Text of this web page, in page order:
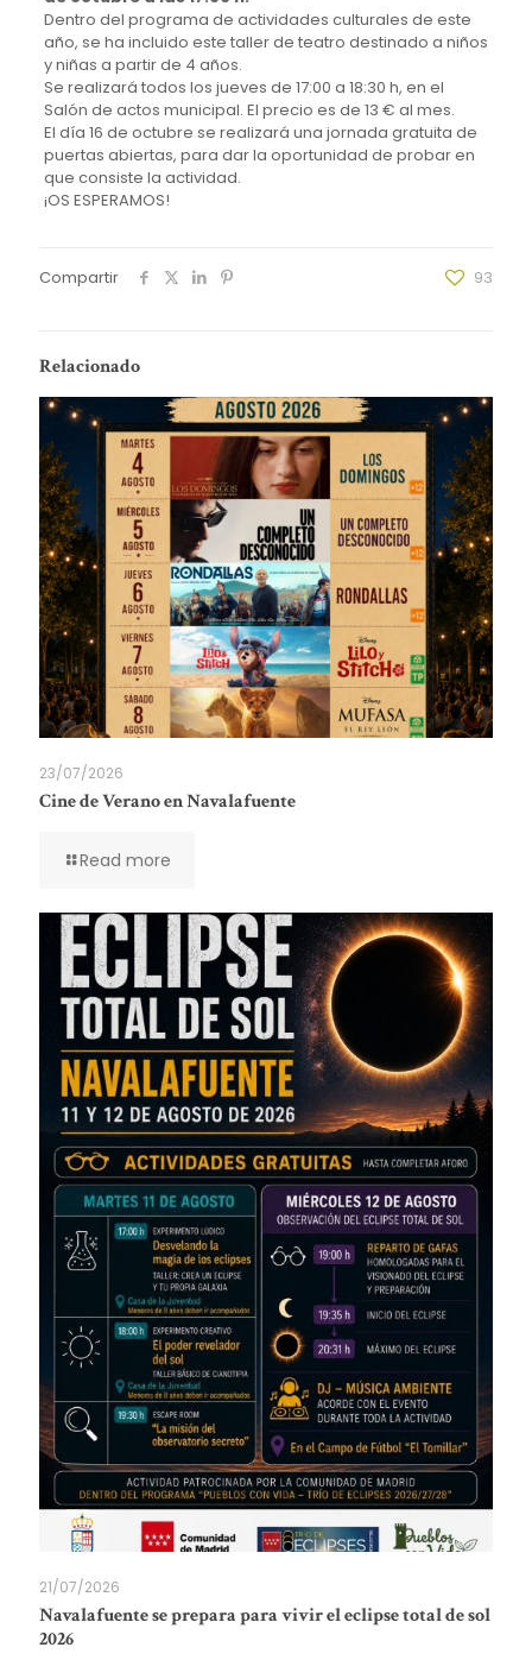
Dentro del programa de actividades culturales de este
año, se ha incluido este taller de teatro destinado a niños
y niñas a partir de 4 años.
Se realizará todos los jueves de 17:00 a 18:30 h, en el
Salón de actos municipal. El precio es de 13 € al mes.
El día 16 de octubre se realizará una jornada gratuita de
puertas abiertas, para dar la oportunidad de probar en
que consiste la actividad.
¡OS ESPERAMOS!
Compartir 93
Relacionado
23/07/2026
Cine de Verano en Navalafuente
Read more
21/07/2026
Navalafuente se prepara para vivir el eclipse total de sol
2026